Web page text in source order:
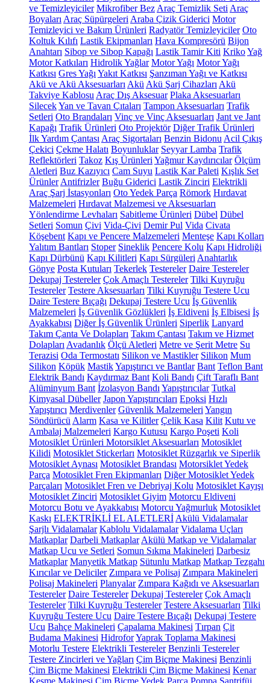
ve Temizleyiciler Mikrofiber Bez Araç Temizlik Seti Araç
Boyaları Araç Süpürgeleri Araba Çizik Giderici Motor
Temizleyici ve Bakım Ürünleri Radyatör Temizleyiciler Oto
Koltuk Kılıfı Lastik Ekipmanları Hava Kompresörü Bijon
Anahtarı Sibop ve Sibop Kapağı Lastik Tamir Kiti KrikoYağ
Motor Katkıları Hidrolik Yağlar Motor Yağı Motor Yağı
Katkısı Gres Yağı Yakıt Katkısı Şanzıman Yağı ve Katkısı
Akü ve Akü Aksesuarları Akü Akü Şarj Cihazları Akü
Takviye Kablosu Araç Dış Aksesuar Plaka Aksesuarları
SilecekYan ve Tavan Çıtaları Tampon Aksesuarları Trafik
Setleri Oto Brandaları Vinç ve Vinç Aksesuarları Jant ve Jant
Kapağı Trafik Ürünleri Oto Projektör Diğer Trafik Ürünleri
İlk Yardım Çantası Araç Sigortaları Benzin Bidonu Acil Çıkış
Çekici Çekme Halatı Boyunluklar Seyyar Lamba Trafik
Reflektörleri Takoz Kış Ürünleri Yağmur Kaydırıcılar Ölçüm
Aletleri Buz Kazıyıcı Cam Suyu Lastik Kar Paleti Kışlık Set
Ürünler Antifrizler Buğu Giderici Lastik Zinciri Elektrikli
Araç Şarj İstasyonları Oto Yedek Parça Römork Hırdavat
Malzemeleri Hırdavat Malzemesi ve Aksesuarları
Yönlendirme Levhaları Sabitleme Ürünleri Dübel Dübel
Setleri Somun Çivi Vida-Çivi Demir Pul Vida Civata
Köşebent Kapı ve Pencere Malzemeleri Menteşe Kapı Kolları
Yalıtım Bantları Stoper Sineklik Pencere Kolu Kapı Hidroliği
Kapı Dürbünü Kapı Kilitleri Kapı Sürgüleri Anahtarlık
Gönye Posta Kutuları Tekerlek Testereler Daire Testereler
Dekupaj Testereler Çok Amaçlı Testereler Tilki Kuyruğu
Testereler Testere Aksesuarları Tilki Kuyruğu Testere Ucu
Daire Testere Bıçağı Dekupaj Testere Ucu İş Güvenlik
Malzemeleri İş Güvenlik Gözlükleri İş Eldiveni İş Elbisesi İş
Ayakkabısı Diğer İş Güvenlik Ürünleri Siperlik Lanyard
Takım Çanta Ve Dolapları Takım Çantası Takım ve Hizmet
Dolapları Avadanlık Ölçü Aletleri Metre ve Şerit Metre Su
Terazisi Oda Termostatı Silikon ve Mastikler Silikon Mum
Silikon Köpük MastikYapıştırıcı ve Bantlar Bant Teflon Bant
Elektrik Bandı Kaydırmaz Bant Koli Bandı Çift Taraflı Bant
Alüminyum Bant İzolasyon Bandı Yapıştırıcılar Tutkal
Kimyasal Dübeller Japon Yapıştırıcıları Epoksi Hızlı
Yapıştırıcı Merdivenler Güvenlik Malzemeleri Yangın
Söndürücü Alarm Kasa ve Kilitler Çelik Kasa Kilit Kutu ve
Ambalaj Malzemeleri Kargo Kutusu Kargo Poşeti Koli
Motosiklet Ürünleri Motorsiklet Aksesuarları Motosiklet
Kilidi Motosiklet Stickerları Motosiklet Rüzgarlık ve Siperlik
Motosiklet Aynası Motosiklet Brandası Motorsiklet Yedek
Parça Motosiklet Fren Ekipmanları Diğer Motosiklet Yedek
Parçaları Motosiklet Fren ve Debriyaj Kolu Motosiklet Kayışı
Motosiklet Zinciri Motosiklet Giyim Motorcu Eldiveni
Motorcu Botu ve Ayakkabısı Motorcu Yağmurluk Motosiklet
Kaskı ELEKTRİKLİ EL ALETLERİ Akülü Vidalamalar
Şarjlı Vidalamalar Kablolu Vidalamalar Vidalama Uçları
Matkaplar Darbeli Matkaplar Akülü Matkap ve Vidalamalar
Matkap Ucu ve Setleri Somun Sıkma Makineleri Darbesiz
Matkaplar Manyetik Matkap Sütunlu Matkap Matkap Tezgahı
Kırıcılar ve Deliciler Zımpara ve Polisaj Zımpara Makineleri
Polisaj Makineleri Planyalar Zımpara Kağıdı ve Aksesuarları
Testereler Daire Testereler Dekupaj Testereler Çok Amaçlı
Testereler Tilki Kuyruğu Testereler Testere Aksesuarları Tilki
Kuyruğu Testere Ucu Daire Testere Bıçağı Dekupaj Testere
Ucu Bahçe Makineleri Çapalama Makinesi Tırpan Çit
Budama Makinesi HidroforYaprak Toplama Makinesi
Motorlu Testere Elektrikli Testereler Benzinli Testereler
Testere Zincirleri ve Yağları Çim Biçme Makinesi Benzinli
Çim Biçme Makinesi Elektrikli Çim Biçme Makinesi Kenar
Kesme Makinesi Çim Biçme Yedek Parça Pompa Santrifüj